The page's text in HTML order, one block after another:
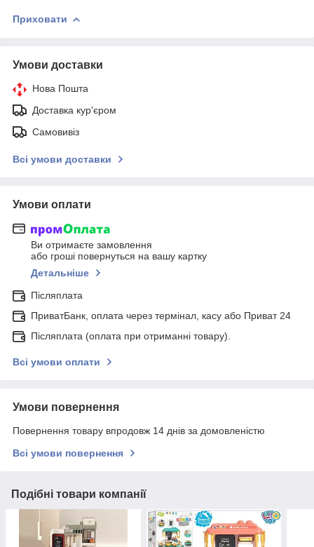
Приховати
Умови доставки
Нова Пошта
Доставка кур'єром
Самовивіз
Всі умови доставки
Умови оплати
Ви отримаєте замовлення
або гроші повернуться на вашу картку
Детальніше
Післяплата
ПриватБанк, оплата через термінал, касу або Приват 24
Післяплата (оплата при отриманні товару).
Всі умови оплати
Умови повернення
Повернення товару впродовж 14 днів за домовленістю
Всі умови повернення
Подібні товари компанії